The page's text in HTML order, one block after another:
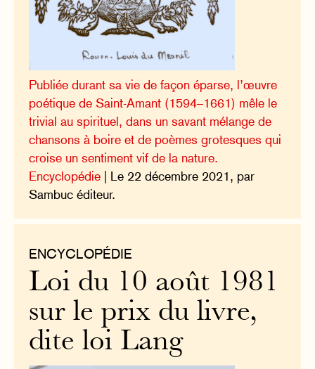
Publiée durant sa vie de façon éparse, l’œuvre
poétique de Saint-Amant (1594–1661) mêle le
trivial au spirituel, dans un savant mélange de
chansons à boire et de poèmes grotesques qui
croise un sentiment vif de la nature.
Encyclopédie | Le 22 décembre 2021, par
Sambuc éditeur.
ENCYCLOPÉDIE
Loi du 10 août 1981
sur le prix du livre,
dite loi Lang